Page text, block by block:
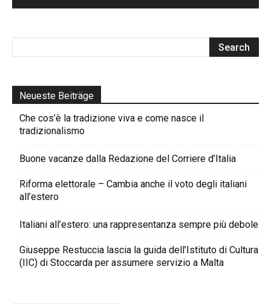
Neueste Beiträge
Che cos’è la tradizione viva e come nasce il
tradizionalismo
Buone vacanze dalla Redazione del Corriere d’Italia
Riforma elettorale – Cambia anche il voto degli italiani
all’estero
Italiani all’estero: una rappresentanza sempre più debole
Giuseppe Restuccia lascia la guida dell’Istituto di Cultura
(IIC) di Stoccarda per assumere servizio a Malta